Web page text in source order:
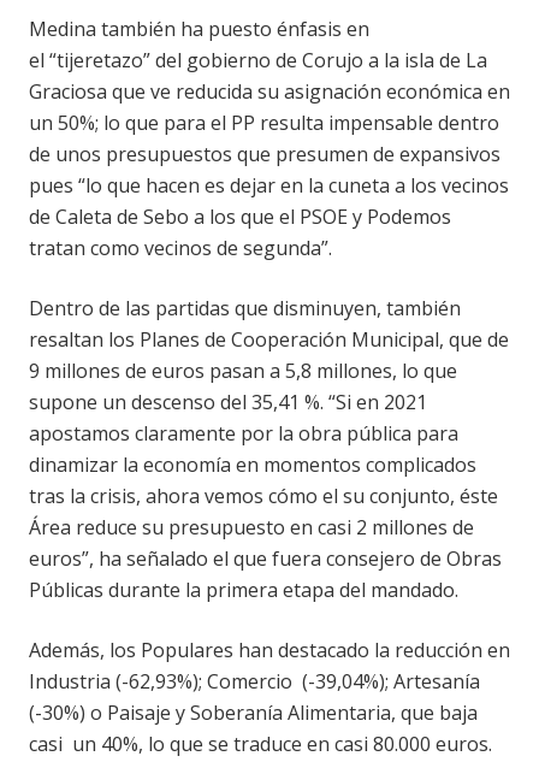
Medina también ha puesto énfasis en
el “tijeretazo” del gobierno de Corujo a la isla de La
Graciosa que ve reducida su asignación económica en
un 50%; lo que para el PP resulta impensable dentro
de unos presupuestos que presumen de expansivos
pues “lo que hacen es dejar en la cuneta a los vecinos
de Caleta de Sebo a los que el PSOE y Podemos
tratan como vecinos de segunda”.
Dentro de las partidas que disminuyen, también
resaltan los Planes de Cooperación Municipal, que de
9 millones de euros pasan a 5,8 millones, lo que
supone un descenso del 35,41 %. “Si en 2021
apostamos claramente por la obra pública para
dinamizar la economía en momentos complicados
tras la crisis, ahora vemos cómo el su conjunto, éste
Área reduce su presupuesto en casi 2 millones de
euros”, ha señalado el que fuera consejero de Obras
Públicas durante la primera etapa del mandado.
Además, los Populares han destacado la reducción en
Industria (-62,93%); Comercio (-39,04%); Artesanía
(-30%) o Paisaje y Soberanía Alimentaria, que baja
casi un 40%, lo que se traduce en casi 80.000 euros.